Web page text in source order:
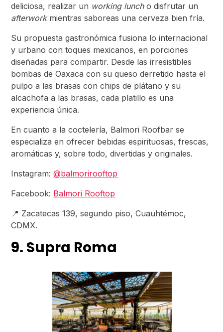
deliciosa, realizar un working luncho disfrutar un
afterworkmientras saboreas una cerveza bien fría.
Su propuesta gastronómica fusiona lo internacional
y urbano con toques mexicanos, en porciones
diseñadas para compartir. Desde las irresistibles
bombas de Oaxaca con su queso derretido hasta el
pulpo a las brasas con chips de plátano y su
alcachofa a las brasas, cada platillo es una
experiencia única.
En cuanto a la coctelería, Balmori Roofbar se
especializa en ofrecer bebidas espirituosas, frescas,
aromáticas y, sobre todo, divertidas y originales.
Instagram:@balmorirooftop
Facebook: Balmori Rooftop
📍 Zacatecas 139, segundo piso, Cuauhtémoc,
CDMX.
9. Supra Roma